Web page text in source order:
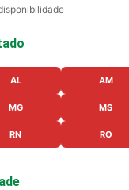
AL AM
MG MS
RN RO